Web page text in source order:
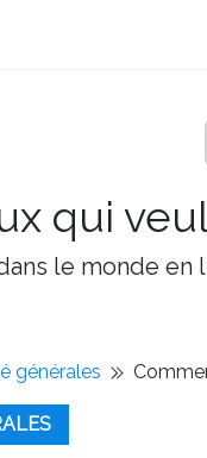
qui
le monde en
générales